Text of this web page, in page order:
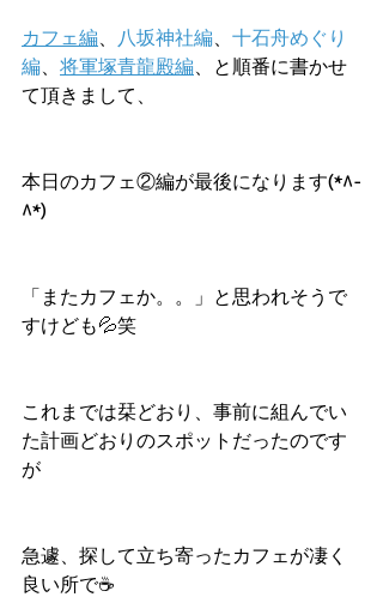
カフェ編、 八坂神社編、 十石舟めぐり
編、 将軍塚青龍殿編、と順番に書かせ
て頂きまして、
本日のカフェ②編が最後になります(*^-
^*)
「またカフェか。。」と思われそうで
すけども💦笑
これまでは栞どおり、事前に組んでい
た計画どおりのスポットだったのです
が
急遽、探して立ち寄ったカフェが凄く
良い所で☕